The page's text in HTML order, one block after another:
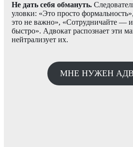
Не дать себя обмануть.
уловки: «Это просто
это не важно», «Сотрудничайте — и
быстро». Адвокат распознает эти
нейтрализует их.
МНЕ НУЖЕН